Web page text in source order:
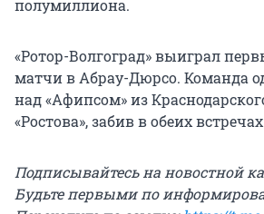
полумиллиона.
«Ротор-Волгоград» выиграл
матчи в Абрау-Дюрсо. Команда
над «Афипсом» из
«Ростова», забив в обеих
Подписывайтесь на новостной
Будьте первыми по